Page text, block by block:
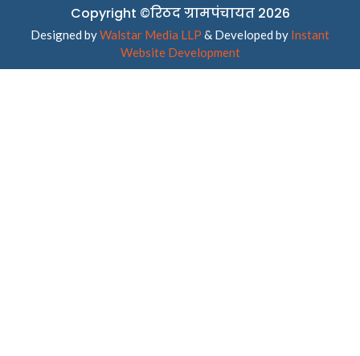
Copyright ©रिठद ग्रामपंचायत 2026
Designed byWalstar Media LLP & Developed by Instant
Website Development